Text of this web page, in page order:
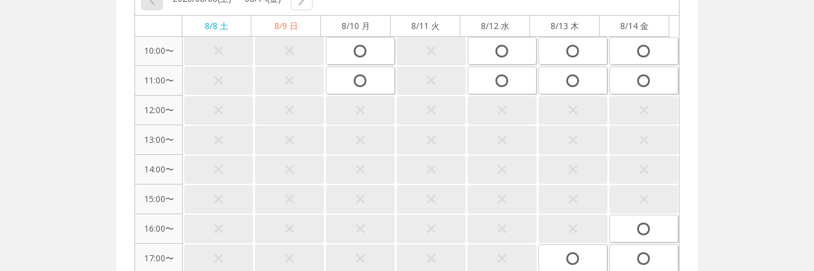
8/8 土 8/9 日 8/10 月 8/11 火 8/12 水 8/13 木 8/14 金
10:00〜
11:00〜
12:00〜
13:00〜
14:00〜
15:00〜
16:00〜
17:00〜